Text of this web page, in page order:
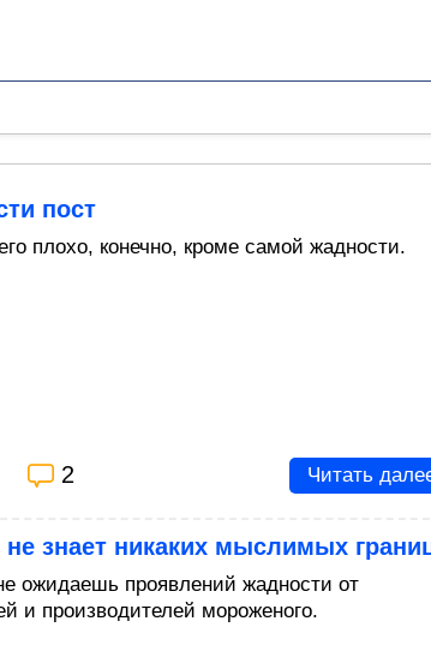
пост
плохо, конечно, кроме самой жадности.
2 Читать
не знает никаких мыслимых
ожидаешь проявлений жадности от
и производителей мороженого.